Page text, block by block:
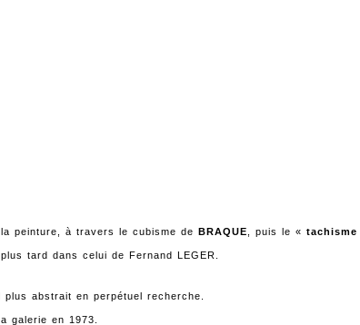
peinture, à travers le cubisme de BRAQUE , puis le « tachisme
tard dans celui de Fernand LEGER.
abstrait en perpétuel recherche.
galerie en 1973.